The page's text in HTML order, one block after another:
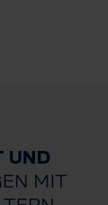
UND
MIT